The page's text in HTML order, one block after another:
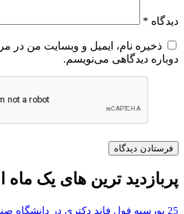
دیدگاه *
ذخیره نام، ایمیل و وبسایت من در
دوباره دیدگاهی می‌نویسم.
پربازدید ترین های یک ماه
25 بورسیه فول فاند دکتری در دانشگاه صنعتی دانمارک (DTU)